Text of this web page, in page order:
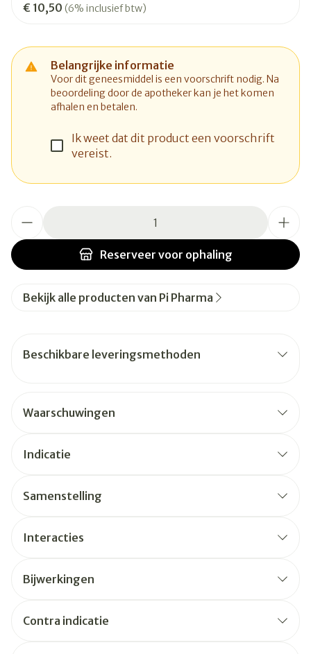
€ 10,50 (6% inclusief btw)
Belangrijke informatie
Voor dit geneesmiddel is een voorschrift nodig. Na
beoordeling door de apotheker kan je het komen
afhalen en betalen.
Ik weet dat dit product een voorschrift
vereist.
Reserveer voor ophaling
Bekijk alle producten van Pi Pharma
Beschikbare leveringsmethoden
Waarschuwingen
Indicatie
Samenstelling
Interacties
Bijwerkingen
Contra indicatie